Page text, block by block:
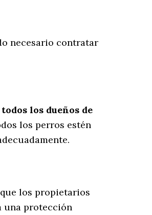
necesario contratar
todos los dueños de
los perros estén
los propietarios
una protección